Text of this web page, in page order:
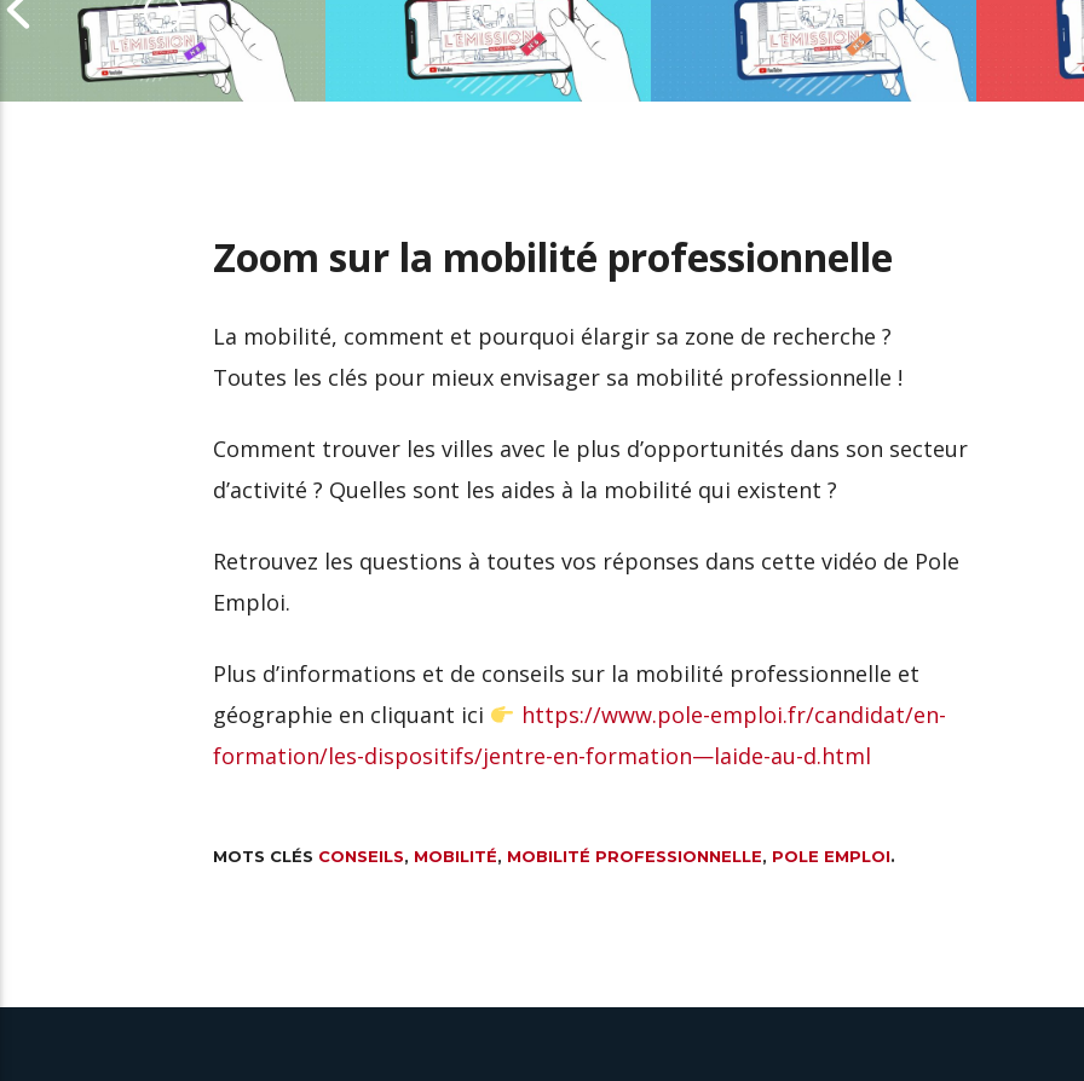
sociaux
votre reconversion
offres
Zoom sur la mobilité professionnelle
La mobilité, comment et pourquoi élargir sa zone de recherche ?
Toutes les clés pour mieux envisager sa mobilité professionnelle !
Comment trouver les villes avec le plus d’opportunités dans son secteur
d’activité ? Quelles sont les aides à la mobilité qui existent ?
Retrouvez les questions à toutes vos réponses dans cette vidéo de Pole
Emploi.
Plus d’informations et de conseils sur la mobilité professionnelle et
géographie en cliquant ici
https://www.pole-emploi.fr/candidat/en-
formation/les-dispositifs/jentre-en-formation—laide-au-d.html
MOTS CLÉS CONSEILS, MOBILITÉ, MOBILITÉ PROFESSIONNELLE, POLE EMPLOI.